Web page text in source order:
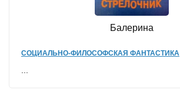
Балерина
СОЦИАЛЬНО-ФИЛОСОФСКАЯ ФАНТАСТИКА